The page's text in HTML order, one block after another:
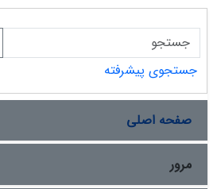
جستجوی پیشرفته
صفحه اصلی
مرور